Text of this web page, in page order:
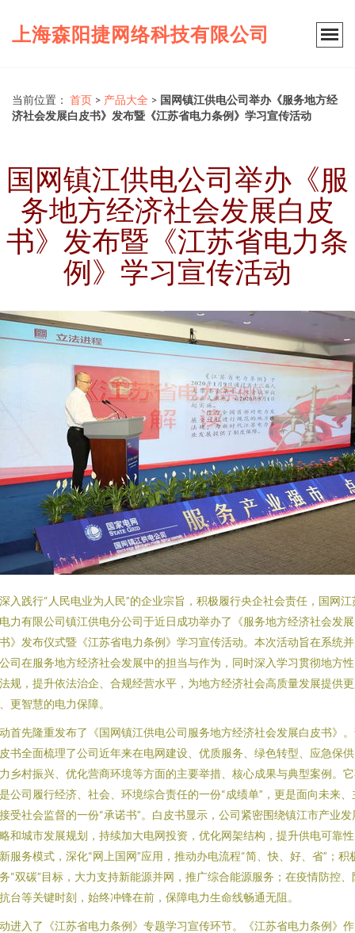
上海森阳捷网络科技有限公司
当前位置： 首页 > 产品大全 > 国网镇江供电公司举办《服务地方经
济社会发展白皮书》发布暨《江苏省电力条例》学习宣传活动
国网镇江供电公司举办《服
务地方经济社会发展白皮
书》发布暨《江苏省电力条
例》学习宣传活动
入践行“人民电业为人民”的企业宗旨，积极履行央企社会责任，国网江
力有限公司镇江供电分公司于近日成功举办了《服务地方经济社会发
》发布仪式暨《江苏省电力条例》学习宣传活动。本次活动旨在系统
司在服务地方经济社会发展中的担当与作为，同时深入学习贯彻地方
规，提升依法治企、合规经营水平，为地方经济社会高质量发展提供
更智慧的电力保障。
首先隆重发布了《国网镇江供电公司服务地方经济社会发展白皮书》
书全面梳理了公司近年来在电网建设、优质服务、绿色转型、应急保
乡村振兴、优化营商环境等方面的主要举措、核心成果与典型案例。
公司履行经济、社会、环境综合责任的一份“成绩单”，更是面向未来、
受社会监督的一份“承诺书”。白皮书显示，公司紧密围绕镇江市产业发
和城市发展规划，持续加大电网投资，优化网架结构，提升供电可靠
服务模式，深化“网上国网”应用，推动办电流程“简、快、好、省”；积
“双碳”目标，大力支持新能源并网，推广综合能源服务；在疫情防控、
台等关键时刻，始终冲锋在前，保障电力生命线畅通无阻。
进入了《江苏省电力条例》专题学习宣传环节。《江苏省电力条例》